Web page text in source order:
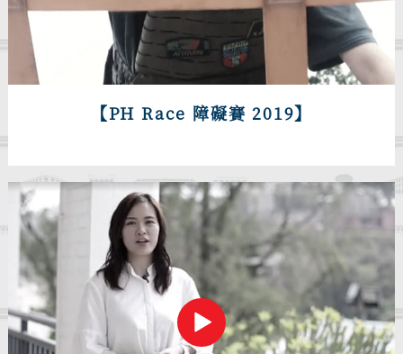
【PH Race 障礙賽 2019】